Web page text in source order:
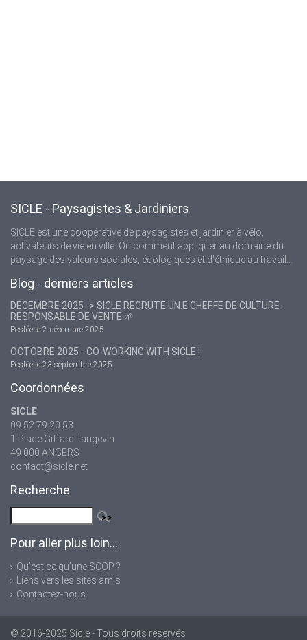
SICLE - Paysagistes & Jardiniers
SICLE est une coopérative de paysagistes et jardinier à vélo,
activateurs de vie en ville. Ou comment appliquer au domaine du
paysage des valeurs sociales, écologiques et d’éthique au travail...
Blog - derniers articles
DECEMBRE 2025 -> SICLE RECRUTE UN.E CHEF.FE DE CULTURE -
RESPONSABLE DE VENTE 🌱
Postée le 2 décembre 2025
OCTOBRE 2025 - CO-WORKING WITH SICLE !
Postée le 23 septembre 2025
Coordonnées
SICLE
09 52 79 20 53
1 Place Giffard Langevin
49 000 ANGERS
contact@sicle.net
Recherche
Pour aller plus loin...
Qu’est ce qu’une SCOP ?
Liens vers les sites amis
Contactez-nous
© 2016-2025 Sicle- Tous droits réservés